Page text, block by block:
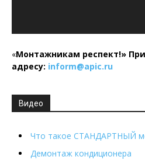
«Монтажникам респект!»
адресу: inform@apic.ru
Видео
Что такое СТАНДАРТНЫЙ
Демонтаж кондиционера